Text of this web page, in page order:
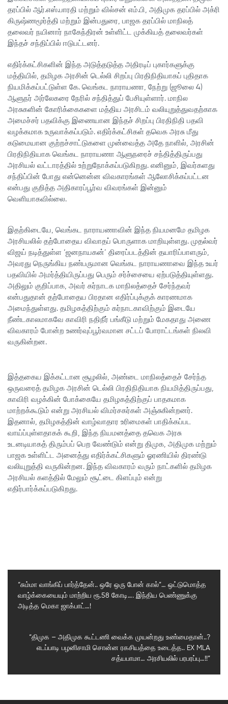
தரப்பில் ஆர்.எஸ்.பாரதி மற்றும் வில்சன் எம்.பி, அதிமுக தரப்பில் அக்ரி
கிருஷ்ணமூர்த்தி மற்றும் இன்பதுரை, பாஜக தரப்பில் மாநிலத்
தலைவர் நயினார் நாகேந்திரன் உள்ளிட்ட முக்கியத் தலைவர்கள்
இந்தச் சந்திப்பில் ஈடுபட்டனர்.
எதிர்க்கட்சிகளின் இந்த அடுத்தடுத்த அதிரடிப் புகார்களுக்கு
மத்தியில், தமிழக அரசின் டெல்லி சிறப்பு பிரதிநிதியாகப் புதிதாக
நியமிக்கப்பட்டுள்ள கே. வெங்கட நாராயணா, நேற்று (ஜூலை 4)
ஆளுநர் அர்லேகரை நேரில் சந்தித்துப் பேசியுள்ளார். மாநில
அரசுகளின் கோரிக்கைகளை மத்திய அரசிடம் வலியுறுத்துவதற்காக
அமைச்சர் பதவிக்கு இணையான இந்தச் சிறப்பு பிரதிநிதி பதவி
வழக்கமாக உருவாக்கப்படும். எதிர்க்கட்சிகள் தவெக அரசு மீது
கடுமையான குற்றச்சாட்டுகளை முன்வைத்த அதே நாளில், அரசின்
பிரதிநிதியாக வெங்கட நாராயணா ஆளுநரைச் சந்தித்திருப்பது
அரசியல் வட்டாரத்தில் உற்றுநோக்கப்படுகிறது. எனினும், இவர்களது
சந்திப்பின் போது என்னென்ன விவகாரங்கள் ஆலோசிக்கப்பட்டன
என்பது குறித்த அதிகாரப்பூர்வ விவரங்கள் இன்னும்
வெளியாகவில்லை.
இதற்கிடையே, வெங்கட நாராயணாவின் இந்த நியமனமே தமிழக
அரசியலில் தற்போதைய விவாதப் பொருளாக மாறியுள்ளது. முதல்வர்
விஜய் நடித்துள்ள ‘ஜனநாயகன்’ திரைப்படத்தின் தயாரிப்பாளரும்,
அவரது நெருங்கிய நண்பருமான வெங்கட நாராயணாவை இந்த உயர்
பதவியில் அமர்த்தியிருப்பது பெரும் சர்ச்சையை ஏற்படுத்தியுள்ளது.
அதிலும் குறிப்பாக, அவர் கர்நாடக மாநிலத்தைச் சேர்ந்தவர்
என்பதுதான் தற்போதைய பிரதான எதிர்ப்புக்குக் காரணமாக
அமைந்துள்ளது. தமிழகத்திற்கும் கர்நாடகாவிற்கும் இடையே
நீண்டகாலமாகவே காவிரி நதிநீர் பங்கீடு மற்றும் மேகதாது அணை
விவகாரம் போன்ற உணர்வுப்பூர்வமான சட்டப் போராட்டங்கள் நிலவி
வருகின்றன.
இத்தகைய இக்கட்டான சூழலில், அண்டை மாநிலத்தைச் சேர்ந்த
ஒருவரைத் தமிழக அரசின் டெல்லி பிரதிநிதியாக நியமித்திருப்பது,
காவிரி வழக்கின் போக்கையே தமிழகத்திற்குப் பாதகமாக
மாற்றக்கூடும் என்று அரசியல் விமர்சகர்கள் அஞ்சுகின்றனர்.
இதனால், தமிழகத்தின் வாழ்வாதார உரிமைகள் பாதிக்கப்பட
வாய்ப்புள்ளதாகக் கூறி, இந்த நியமனத்தை தவெக அரசு
உடனடியாகத் திரும்பப் பெற வேண்டும் என்று திமுக, அதிமுக மற்றும்
பாஜக உள்ளிட்ட அனைத்து எதிர்க்கட்சிகளும் ஓரணியில் திரண்டு
வலியுறுத்தி வருகின்றன. இந்த விவகாரம் வரும் நாட்களில் தமிழக
அரசியல் களத்தில் மேலும் சூட்டை கிளப்பும் என்று
எதிர்பார்க்கப்படுகிறது.
Previous
Post
“சும்மா வாங்கிப் பார்த்தேன்.. ஒரே ஒரு போன் கால்”… ஒட்டுமொத்த
வாழ்க்கையையும் மாற்றிய ரூ.58 கோடி…. இந்திய பெண்ணுக்கு
அடித்த மெகா ஜாக்பாட்…!
Next“திமுக – அதிமுக கூட்டணி வைக்க முயன்றது உண்மைதான்..?
எடப்பாடி பழனிசாமி சொன்ன ரகசியத்தை உடைத்த.. EX MLA
சத்யபாமா… அரசியலில் பரபரப்பு…!!”